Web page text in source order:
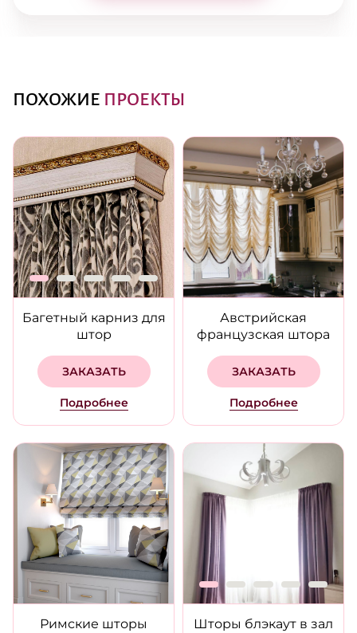
ПОХОЖИЕ ПРОЕКТЫ
Багетный карниз для
штор
ЗАКАЗАТЬ
Подробнее
Австрийская
французская штора
ЗАКАЗАТЬ
Подробнее
Римские шторы
Шторы блэкаут в зал